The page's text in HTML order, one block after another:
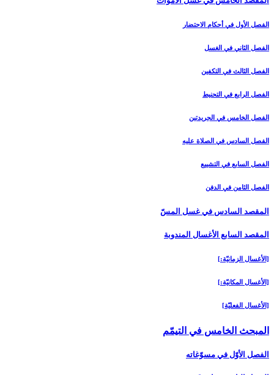
الفصل الأول في أحكام الاحتضار
الفصل الثاني في الغسل
الفصل الثالث في التكفين
الفصل الرابع‏ في التحنيط
الفصل الخامس في الجريدتين
الفصل السادس في الصلاة عليه
الفصل السابع في التشييع
الفصل الثامن في الدفن
المقصد السادس في غسل المسّ‏
المقصد السابع الأغسال المندوبة
[الأغسال الزمانيّة:]
[الأغسال المكانيّة:]
[الأغسال الفعليّة]
المبحث الخامس في التيمّم‏
الفصل الأوّل في مسوّغاته